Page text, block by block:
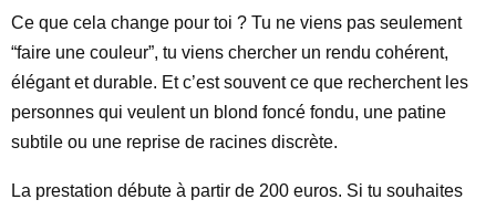
Ce que cela change pour toi ? Tu ne viens pas seulement
“faire une couleur”, tu viens chercher un rendu cohérent,
élégant et durable. Et c’est souvent ce que recherchent les
personnes qui veulent un blond foncé fondu, une patine
subtile ou une reprise de racines discrète.
La prestation débute à partir de 200 euros. Si tu souhaites